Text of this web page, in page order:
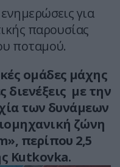
για
παρουσίας
ποταμού.
ομάδες μάχης
διενέξεις με την
των δυνάμεων
ζώνη
περίπου 2,5
Kutkovka.